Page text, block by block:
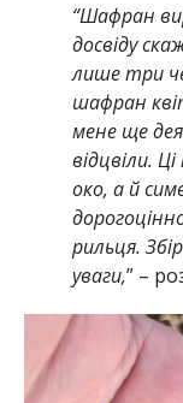
“Шафран
досвіду
лише три
шафран
мене ще
відцвіли.
око, а й
рильця.
уваги,” –